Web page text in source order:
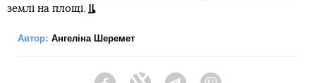
землі на площі.
Автор: Ангеліна Шеремет